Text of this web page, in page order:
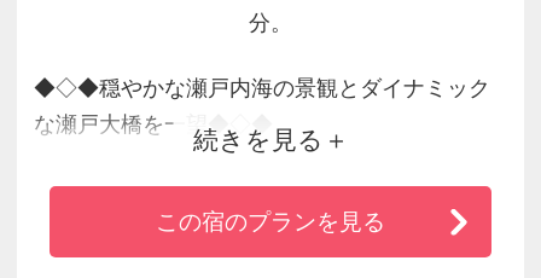
分。
◆◇◆穏やかな瀬戸内海の景観とダイナミック
な瀬戸大橋を一望◆◇◆
・2020年～2022年にかけて4階～8階の客室リニ
ューアル完了
続きを見る
この宿のプランを見る